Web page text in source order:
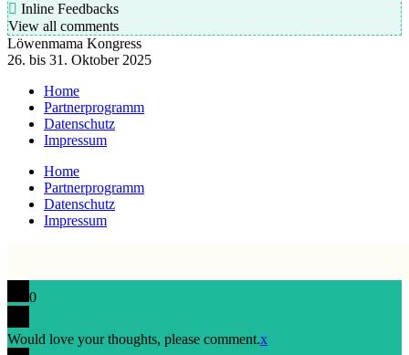
Inline Feedbacks
View all comments
Löwenmama Kongress
26. bis 31. Oktober 2025
Home
Partnerprogramm
Datenschutz
Impressum
Home
Partnerprogramm
Datenschutz
Impressum
0
Would love your thoughts, please comment.x